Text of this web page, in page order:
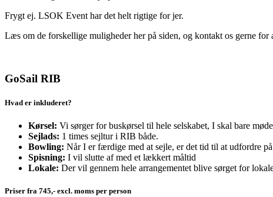
Frygt ej. LSOK Event har det helt rigtige for jer.
Læs om de forskellige muligheder her på siden, og kontakt os gerne for
GoSail RIB
Hvad er inkluderet?
Kørsel: Vi sørger for buskørsel til hele selskabet, I skal bare
Sejlads: 1 times sejltur i RIB både.
Bowling: Når I er færdige med at sejle, er det tid til at udfordre
Spisning: I vil slutte af med et lækkert måltid
Lokale: Der vil gennem hele arrangementet blive sørget for
Priser fra 745,- excl. moms per person